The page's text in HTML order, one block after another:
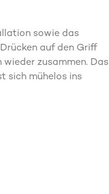
sowie das
auf den Griff
zusammen. Das
sich mühelos ins